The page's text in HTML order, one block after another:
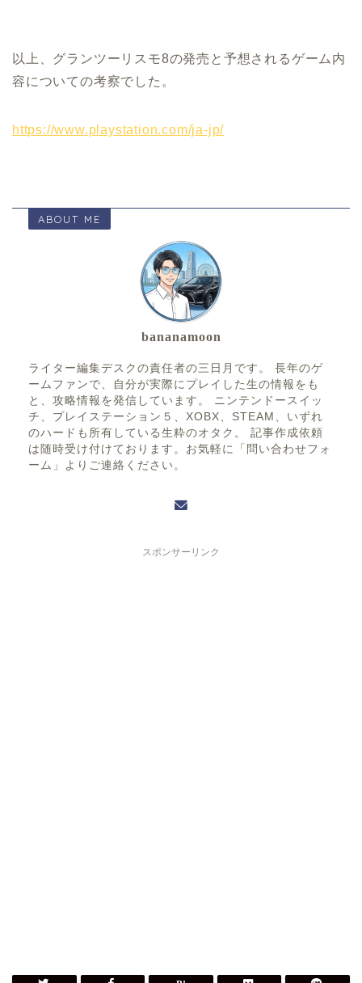
以上、グランツーリスモ8の発売と予想されるゲーム内
容についての考察でした。
https://www.playstation.com/ja-jp/
ABOUT ME
bananamoon
ライター編集デスクの責任者の三日月です。 長年のゲ
ームファンで、自分が実際にプレイした生の情報をも
と、攻略情報を発信しています。 ニンテンドースイッ
チ、プレイステーション５、XOBX、STEAM、いずれ
のハードも所有している生粋のオタク。 記事作成依頼
は随時受け付けております。お気軽に「問い合わせフォ
ーム」よりご連絡ください。
スポンサーリンク